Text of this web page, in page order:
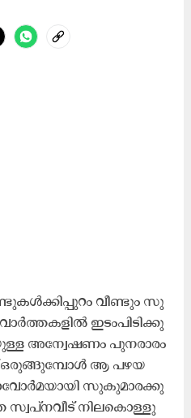
വീ​ണ്ടും സു​
ഇ​ടം​പി​ടി​ക്കു​
അ​ന്വേ​ഷ​ണം പു​ന​രാ​രം​
ഒ​രു​ങ്ങു​മ്പോ​ൾ ആ ​പ​ഴ​യ
സു​കു​മാ​ര​ക്കു​
സ്വ​പ്ന​വീ​ട് നി​ല​​കൊ​ള്ളു​